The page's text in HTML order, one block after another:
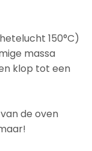
150°C)
massa
klop tot een
de oven